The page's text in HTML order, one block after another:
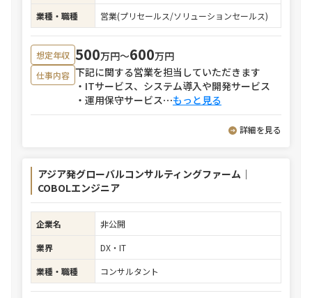
業種・職種
営業(プリセールス/ソリューションセールス)
想定年収 500万円〜600万円
仕事内容 下記に関する営業を担当していただきます
・ITサービス、システム導入や開発サービス
・運用保守サービス⋯もっと見る
詳細を見る
アジア発グローバルコンサルティングファーム｜
COBOLエンジニア
企業名
非公開
業界
DX・IT
業種・職種
コンサルタント